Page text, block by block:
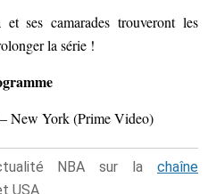
ses camarades trouveront les
la série !
New York (Prime Video)
NBA sur la chaîne
USA